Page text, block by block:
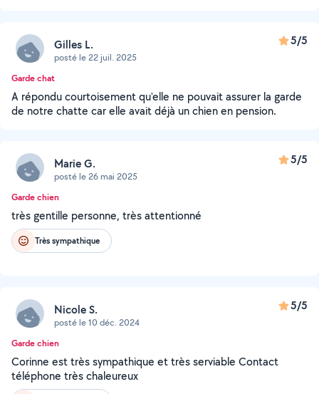
Gilles L.
posté le 22 juil. 2025
5/5
Garde chat
A répondu courtoisement qu'elle ne pouvait assurer la garde
de notre chatte car elle avait déjà un chien en pension.
Marie G.
posté le 26 mai 2025
5/5
Garde chien
très gentille personne, très attentionné
Très sympathique
Nicole S.
posté le 10 déc. 2024
5/5
Garde chien
Corinne est très sympathique et très serviable Contact
téléphone très chaleureux